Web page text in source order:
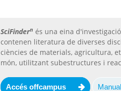
SciFindern és una eina
contenen literatura de diverses
ciències de materials, agricultura,
món, utilitzant subestructures i
Accés offcampus